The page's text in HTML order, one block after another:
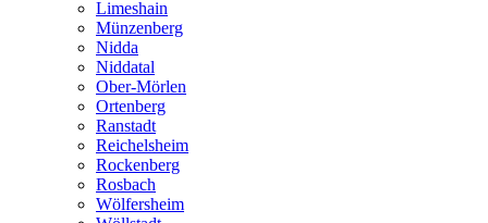
Limeshain
Münzenberg
Nidda
Niddatal
Ober-Mörlen
Ortenberg
Ranstadt
Reichelsheim
Rockenberg
Rosbach
Wölfersheim